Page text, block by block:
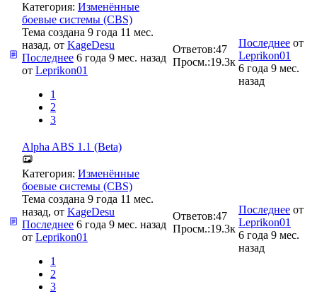
Категория: Изменённые
боевые системы (CBS)
Тема создана 9 года 11 мес.
назад, от KageDesu
Последнее 6 года 9 мес. назад
от Leprikon01
1
2
3
Ответов:47
Просм.:19.3к
Последнее от
Leprikon01
6 года 9 мес.
назад
Alpha ABS 1.1 (Beta)
Категория: Изменённые
боевые системы (CBS)
Тема создана 9 года 11 мес.
назад, от KageDesu
Последнее 6 года 9 мес. назад
от Leprikon01
1
2
3
Ответов:47
Просм.:19.3к
Последнее от
Leprikon01
6 года 9 мес.
назад